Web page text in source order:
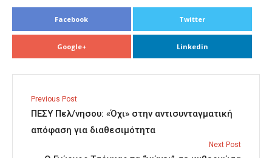
Facebook Twitter
Google+ Linkedin
Previous Post
ΠΕΣΥ Πελ/νησου: «Όχι» στην αντισυνταγματική
απόφαση για διαθεσιμότητα
Next Post